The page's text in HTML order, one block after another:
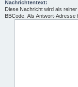
Nachrichtentext:
Diese Nachricht wird als
BBCode. Als Antwort-Adresse